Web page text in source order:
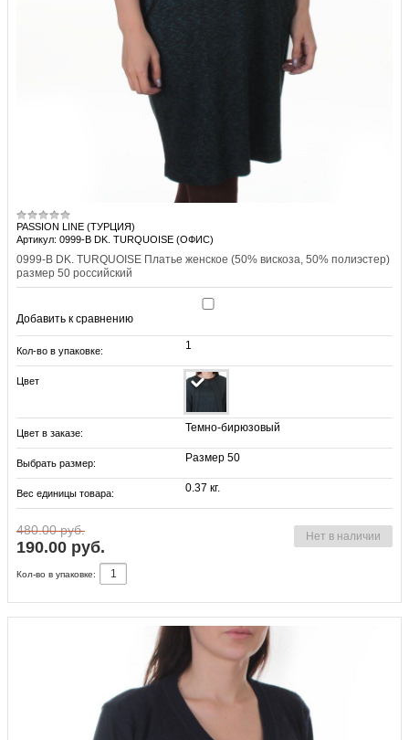
PASSION LINE (ТУРЦИЯ)
Артикул: 0999-B DK. TURQUOISE (ОФИС)
0999-B DK. TURQUOISE Платье женское (50% вискоза, 50% полиэстер)
размер 50 российский
Добавить к сравнению
Кол-во в упаковке: 1
Цвет
Цвет в заказе: Темно-бирюзовый
Выбрать размер: Размер 50
Вес единицы товара: 0.37 кг.
480.00 руб.
190.00 руб.
Нет в наличии
Кол-во в упаковке: